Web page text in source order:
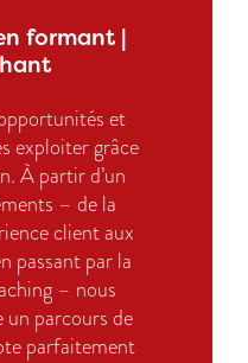
formant |
et
exploiter grâce
À partir d’un
– de la
client aux
passant par la
– nous
un parcours de
parfaitement